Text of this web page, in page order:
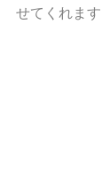
せてくれます